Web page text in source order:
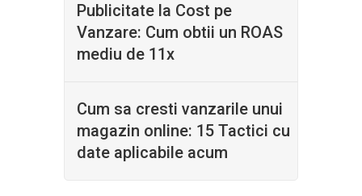
Publicitate la Cost pe
Vanzare: Cum obtii un ROAS
mediu de 11x
Cum sa cresti vanzarile unui
magazin online: 15 Tactici cu
date aplicabile acum